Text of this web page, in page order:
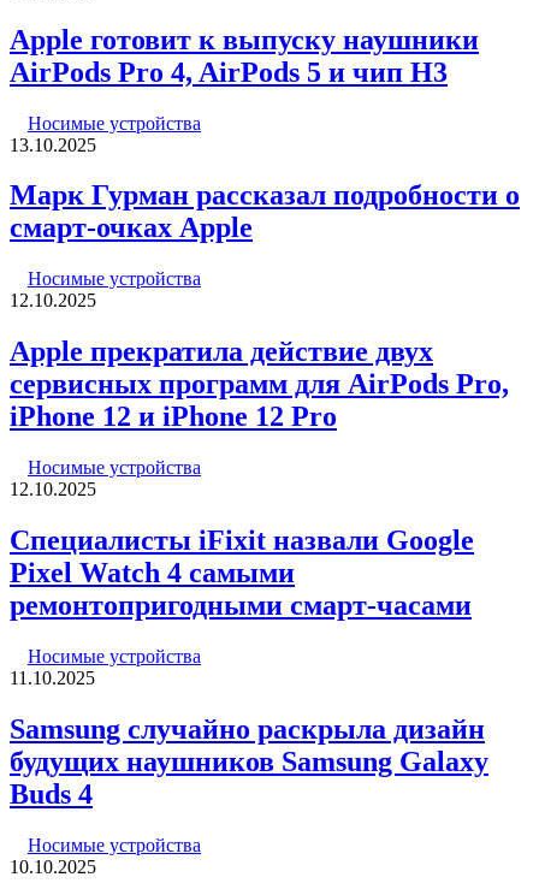
Apple готовит к выпуску наушники
AirPods Pro 4, AirPods 5 и чип H3
Носимые устройства
13.10.2025
Марк Гурман рассказал подробности о
смарт-очках Apple
Носимые устройства
12.10.2025
Apple прекратила действие двух
сервисных программ для AirPods Pro,
iPhone 12 и iPhone 12 Pro
Носимые устройства
12.10.2025
Специалисты iFixit назвали Google
Pixel Watch 4 самыми
ремонтопригодными смарт-часами
Носимые устройства
11.10.2025
Samsung случайно раскрыла дизайн
будущих наушников Samsung Galaxy
Buds 4
Носимые устройства
10.10.2025